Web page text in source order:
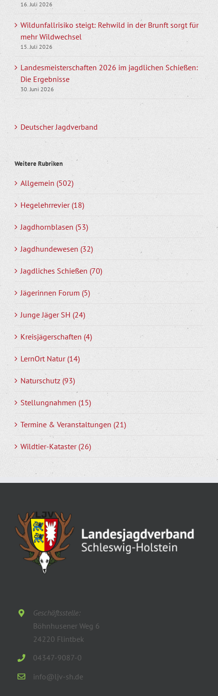
16. Juli 2026
Wildunfallrisiko steigt: Rehwild in der Brunft sorgt für
mehr Wildwechsel
15. Juli 2026
Landesmeisterschaften 2026 im jagdlichen Schießen:
Die Ergebnisse
30. Juni 2026
Deutscher Jagdverband
Weitere Rubriken
Allgemein (502)
Hegelehrrevier (18)
Jagdhornblasen (53)
Jagdhundewesen (32)
Jagdliches Schießen (70)
Jägerinnen Forum (5)
Junge Jäger SH (24)
Kreisjägerschaften (4)
LernOrt Natur (14)
Naturschutz (93)
Stellungnahmen (15)
Termine & Veranstaltungen (21)
Wildtier-Kataster (26)
Geschäftsstelle:
Böhnhusener Weg 6
24220 Flintbek
04347-9087-0
info@ljv-sh.de